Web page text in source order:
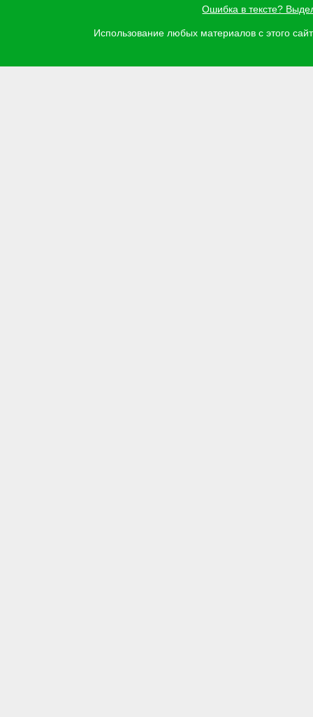
Ошибка в тексте?
Использование любых материалов с этого
Задать вопрос